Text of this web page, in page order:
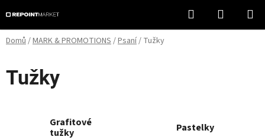
na
obsah
Hledat
KOŠÍK
Domů/MARK & PROMOTIONS/Psaní/ Tužky
Tužky
Grafitové
tužky
Pastelky